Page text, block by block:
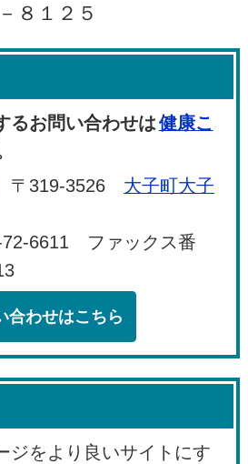
８１２５
るお問い合わせは健康こ
〒319-3526 大子町大子
72-6611 ファックス番
合わせはこちら
ジをより良いサイトにす